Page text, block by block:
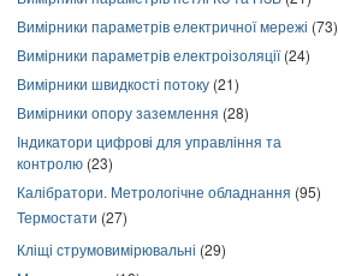
Вимірники параметрів електричної мережі (73)
Вимірники параметрів електроізоляції(24)
Вимірники швидкості потоку (21)
Вимірники опору заземлення (28)
Індикатори цифрові для управління та
контролю (23)
Калібратори. Метрологічне обладнання (95)
Термостати (27)
Кліщі струмовимірювальні (29)